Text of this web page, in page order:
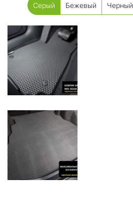
Серый Бежевый Черный